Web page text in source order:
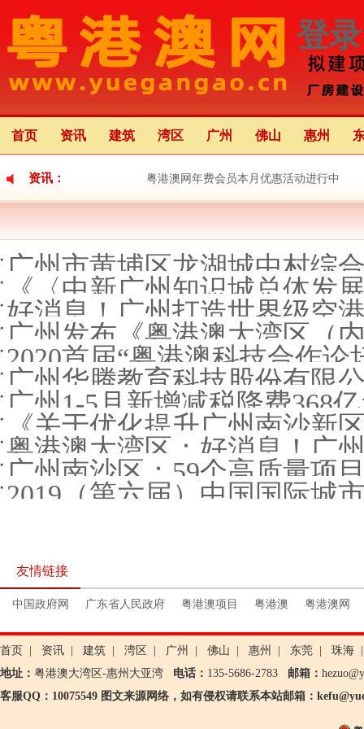
登录
首页 资讯 建筑 湾区 广州 佛山 惠州
资讯： 粤港澳网年费会员本月优惠活动进行中
粤港澳大湾区灯会将于22日亮灯 举办68天
广州市黄埔区龙湖城中村综
《〈中新广州知识城总体发
好消息！广州打造世界级空
广州发布《粤港澳大湾区（
2020首届“粤港澳科技合作
广州华腾教育科技股份有限
广州1-5月新增减税降费368亿元，
《关于优化提升广州南沙新区（自贸片区
粤港澳大湾区：好消息！广
广州南沙区：59个高质量项
2019（第六届）中国国际城
友情链接
中国政府网 广东省人民政府 粤港澳项目 粤港澳 粤港澳网
首页 资讯 建筑 湾区 广州 佛山 惠州 东莞 珠海
地址： 粤港澳大湾区-惠州大亚湾 电话： 135-5686-2783 邮箱：
客服QQ：10075549 图文来源网络，如有侵权请联系本站邮箱：